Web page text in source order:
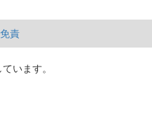
免責
います。